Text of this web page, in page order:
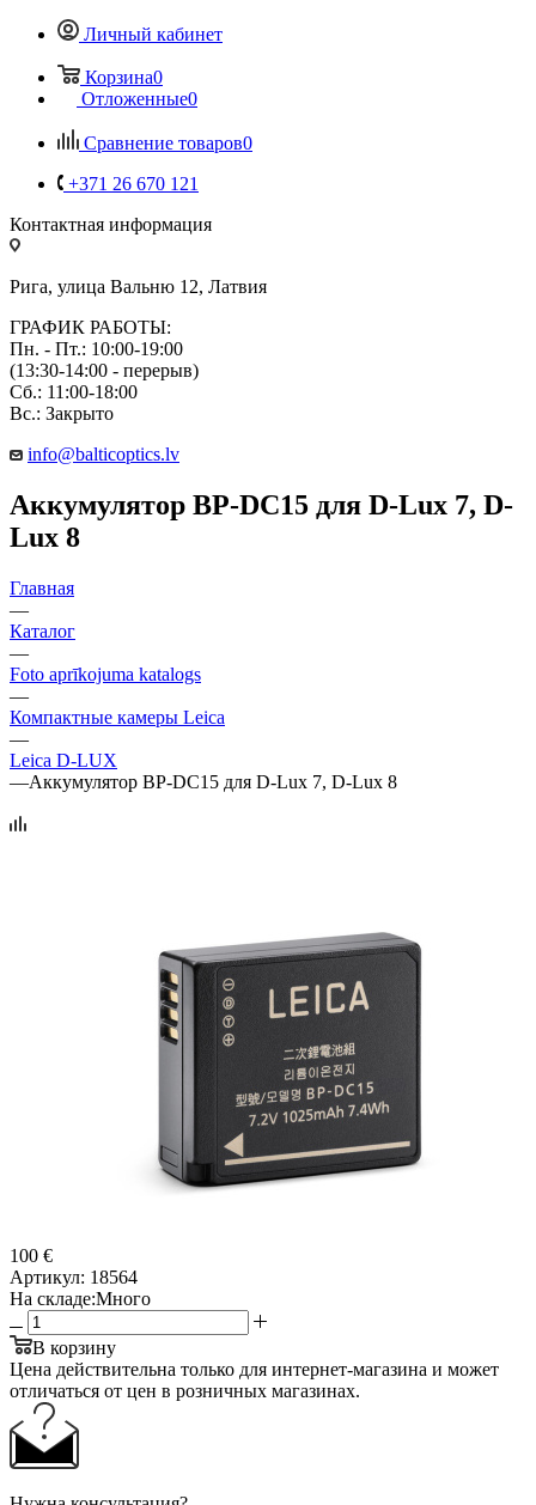
Личный кабинет
Корзина0
Отложенные0
Сравнение товаров0
+371 26 670 121
Контактная информация
Рига, улица Вальню 12, Латвия
ГРАФИК РАБОТЫ:
Пн. - Пт.: 10:00-19:00
(13:30-14:00 - перерыв)
Сб.: 11:00-18:00
Вс.: Закрыто
info@balticoptics.lv
Аккумулятор BP-DC15 для D-Lux 7, D-
Lux 8
Главная
—
Каталог
—
Foto aprīkojuma katalogs
—
Компактные камеры Leica
—
Leica D-LUX
—Аккумулятор BP-DC15 для D-Lux 7, D-Lux 8
100 €
Артикул: 18564
На складе:Много
В корзину
Цена действительна только для интернет-магазина и может
отличаться от цен в розничных магазинах.